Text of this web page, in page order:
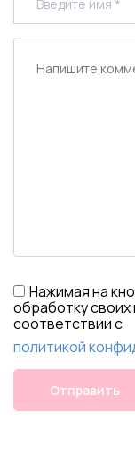
Нажимая на
обработку
соответствии с
политикой
Отправить